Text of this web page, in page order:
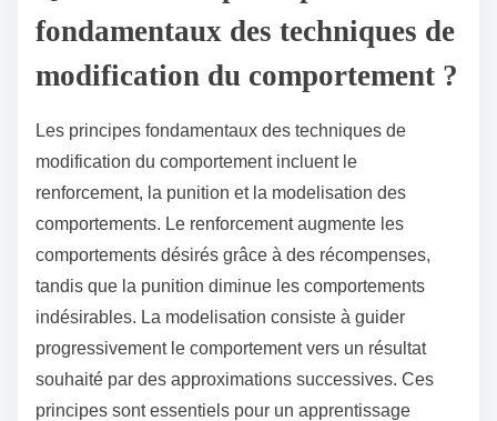
fondamentaux des techniques de
modification du comportement ?
Les principes fondamentaux des techniques de
modification du comportement incluent le
renforcement, la punition et la modelisation des
comportements. Le renforcement augmente les
comportements désirés grâce à des récompenses,
tandis que la punition diminue les comportements
indésirables. La modelisation consiste à guider
progressivement le comportement vers un résultat
souhaité par des approximations successives. Ces
principes sont essentiels pour un apprentissage